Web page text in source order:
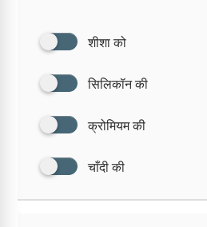
शीशा को
सिलिकॉन की
क्रोमियम की
चाँदी की